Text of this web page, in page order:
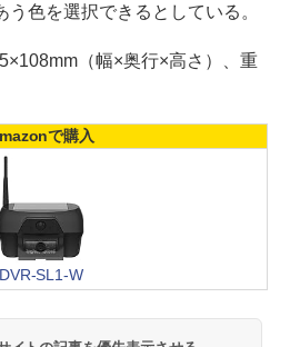
色を選択できるとしている。
（幅×奥行×高さ）、重
で購入
DVR-SL1-W